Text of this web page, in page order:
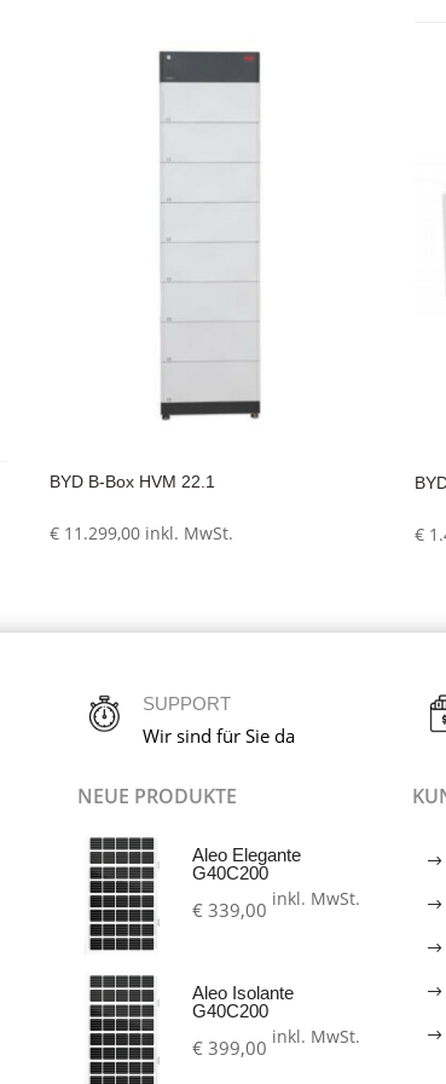
BYD B-Box HVM 22.1
€ 11.299,00 inkl. MwSt. €
SUPPORT
Wir sind für Sie da
NEUE PRODUKTE
Aleo Elegante
G40C200
€ 339,00 inkl. MwSt.
Aleo Isolante
G40C200
€ 399,00 inkl. MwSt.